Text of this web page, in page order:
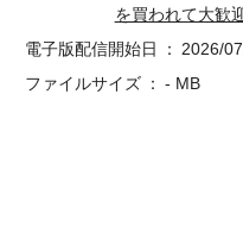
を買われて大歓
電子版配信開始日
2026/
ファイルサイズ
- MB